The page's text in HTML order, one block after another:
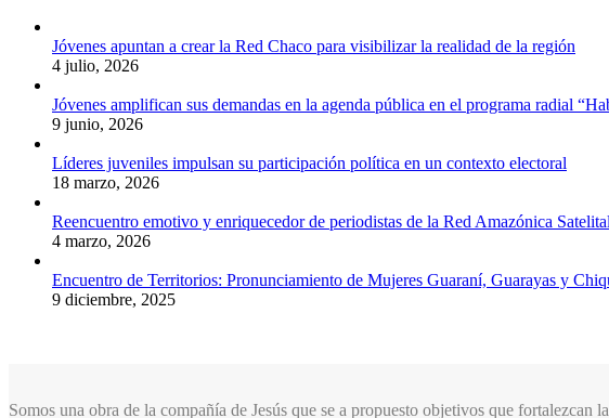
Jóvenes apuntan a crear la Red Chaco para visibilizar la realidad de la región
4 julio, 2026
Jóvenes amplifican sus demandas en la agenda pública en el programa radial
9 junio, 2026
Líderes juveniles impulsan su participación política en un contexto electoral
18 marzo, 2026
Reencuentro emotivo y enriquecedor de periodistas de la Red Amazónica Satelital
4 marzo, 2026
Encuentro de Territorios: Pronunciamiento de Mujeres Guaraní, Guarayas y
9 diciembre, 2025
Somos una obra de la compañía de Jesús que se a propuesto objetivos que